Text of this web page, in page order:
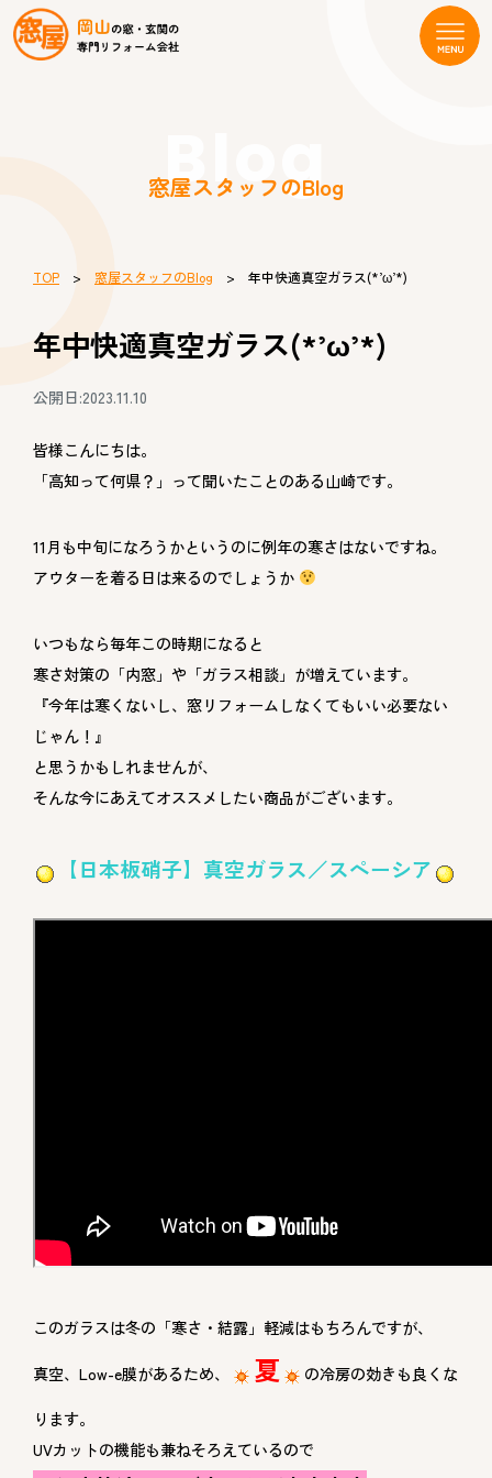
Blog
窓屋スタッフのBlog
TOP > 窓屋スタッフのBlog > 年中快適真空ガラス(*’ω’*)
年中快適真空ガラス(*’ω’*)
公開日:2023.11.10
皆様こんにちは。
「高知って何県？」って聞いたことのある山崎です。
11月も中旬になろうかというのに例年の寒さはないですね。
アウターを着る日は来るのでしょうか
いつもなら毎年この時期になると
寒さ対策の「内窓」や「ガラス相談」が増えています。
『今年は寒くないし、窓リフォームしなくてもいい必要ない
じゃん！』
と思うかもしれませんが、
そんな今にあえてオススメしたい商品がございます。
【日本板硝子】真空ガラス／スペーシア
このガラスは冬の「寒さ・結露」軽減はもちろんですが、
真空、Low-e膜があるため、 夏 の冷房の効きも良くな
ります。
UVカットの機能も兼ねそろえているので